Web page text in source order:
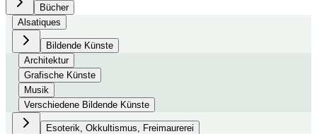
Bücher
Alsatiques
Bildende Künste
Architektur
Grafische Künste
Musik
Verschiedene Bildende Künste
Esoterik, Okkultismus, Freimaurerei